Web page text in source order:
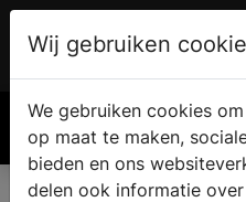
Wij gebruiken
We gebruiken cookies
op maat te maken,
bieden en ons
delen ook informatie